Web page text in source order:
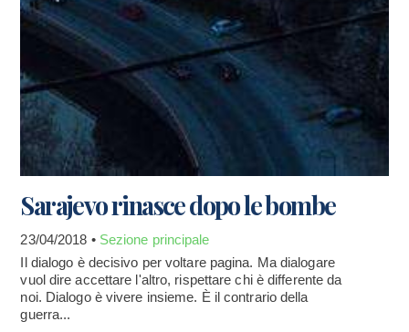
Sarajevo rinasce dopo le bombe
23/04/2018 • Sezione principale
Il dialogo è decisivo per voltare pagina. Ma dialogare
vuol dire accettare l'altro, rispettare chi è differente da
noi. Dialogo è vivere insieme. È il contrario della
guerra...